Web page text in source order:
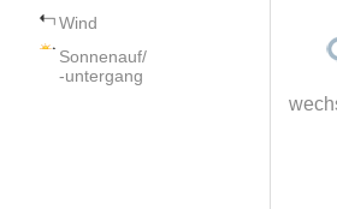
Wind
Sonnenauf/
-untergang